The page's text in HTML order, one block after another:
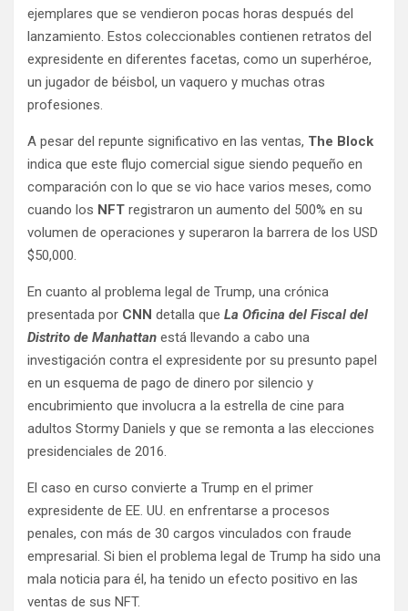
ejemplares que se vendieron pocas horas después del
lanzamiento. Estos coleccionables contienen retratos del
expresidente en diferentes facetas, como un superhéroe,
un jugador de béisbol, un vaquero y muchas otras
profesiones.
A pesar del repunte significativo en las ventas, The Block
indica que este flujo comercial sigue siendo pequeño en
comparación con lo que se vio hace varios meses, como
cuando los NFT registraron un aumento del 500% en su
volumen de operaciones y superaron la barrera de los USD
$50,000.
En cuanto al problema legal de Trump, una crónica
presentada por CNN detalla que La Oficina del Fiscal del
Distrito de Manhattan está llevando a cabo una
investigación contra el expresidente por su presunto papel
en un esquema de pago de dinero por silencio y
encubrimiento que involucra a la estrella de cine para
adultos Stormy Daniels y que se remonta a las elecciones
presidenciales de 2016.
El caso en curso convierte a Trump en el primer
expresidente de EE. UU. en enfrentarse a procesos
penales, con más de 30 cargos vinculados con fraude
empresarial. Si bien el problema legal de Trump ha sido una
mala noticia para él, ha tenido un efecto positivo en las
ventas de sus NFT.